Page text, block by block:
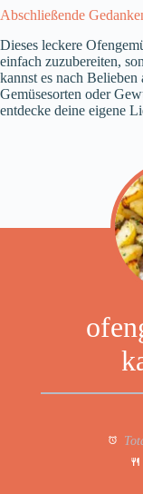
Abschließende
Dieses leckere
einfach zuzubereiten,
kannst es nach Belieben
Gemüsesorten oder
entdecke deine eigene